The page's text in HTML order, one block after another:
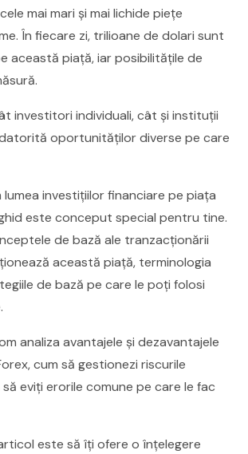
mai mari și mai lichide piețe
În fiecare zi, trilioane de dolari sunt
această piață, iar posibilitățile de
investitori individuali, cât și instituții
oportunităților diverse pe care
investițiilor financiare pe piața
este conceput special pentru tine.
de bază ale tranzacționării
această piață, terminologia
de bază pe care le poți folosi
analiza avantajele și dezavantajele
cum să gestionezi riscurile
eviți erorile comune pe care le fac
este să îți ofere o înțelegere